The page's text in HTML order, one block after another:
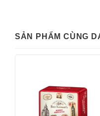
SẢN PHẨM CÙNG